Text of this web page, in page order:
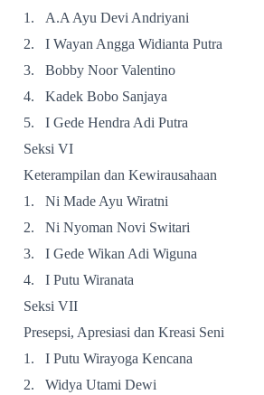
1.
A.A Ayu Devi Andriyani
2.
I Wayan Angga Widianta Putra
3.
Bobby Noor Valentino
4.
Kadek Bobo Sanjaya
5.
I Gede Hendra Adi Putra
Seksi VI
Keterampilan dan Kewirausahaan
1.
Ni Made Ayu Wiratni
2.
Ni Nyoman Novi Switari
3.
I Gede Wikan Adi Wiguna
4.
I Putu Wiranata
Seksi VII
Presepsi, Apresiasi dan Kreasi Seni
1.
I Putu Wirayoga Kencana
2.
Widya Utami Dewi